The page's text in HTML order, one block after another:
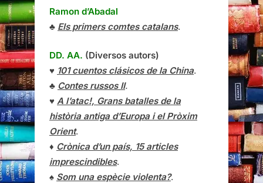
Ramon d’Abadal
♣ Els primers comtes catalans.
DD. AA. (Diversos autors)
♥ 101 cuentos clásicos de la China.
♣ Contes russos II.
♥ A l’atac!, Grans batalles de la
història antiga d’Europa i el Pròxim
Orient.
♦ Crònica d’un país, 15 articles
imprescindibles.
♠ Som una espècie violenta?.